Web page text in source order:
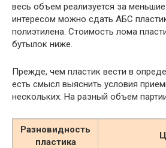
весь объем реализуется за
интересом можно сдать АБС
полиэтилена. Стоимость лома
бутылок ниже.
Прежде, чем пластик вести в
есть смысл выяснить условия
нескольких. На разный объем
Разновидность
пластика